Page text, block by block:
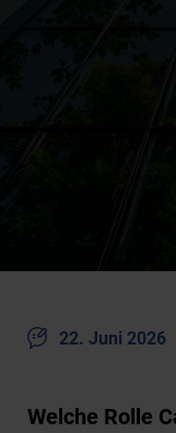
22. Juni 2026
Welche Rolle